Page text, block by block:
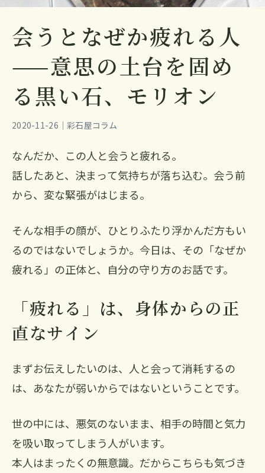
会うとなぜか疲れる人
——意思の土台を固め
る黒い石、モリオン
2020-11-26｜彩石屋コラム
なんだか、この人と会うと疲れる。
話したあと、決まって気持ちが落ち込む。会う前
から、変な緊張がはじまる。
そんな相手の顔が、ひとりふたり浮かんだ方もい
るのではないでしょうか。今日は、その「なぜか
疲れる」の正体と、自分の守り方のお話です。
「疲れる」は、身体からの正
直なサイン
まずお伝えしたいのは、人と会って消耗するの
は、あなたが弱いからではないということです。
世の中には、悪気のないまま、相手の時間と気力
を吸い取ってしまう人がいます。
本人はまったくの無意識。だからこちらも気づき